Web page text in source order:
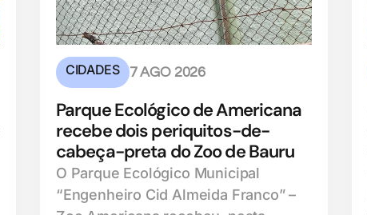
CIDADES 7 AGO 2026
Parque Ecológico de Americana
recebe dois periquitos-de-
cabeça-preta do Zoo de Bauru
O Parque Ecológico Municipal
“Engenheiro Cid Almeida Franco” –